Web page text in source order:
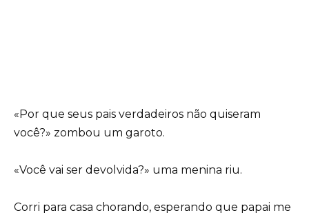
«Por que seus pais verdadeiros não quiseram
você?» zombou um garoto.
«Você vai ser devolvida?» uma menina riu.
Corri para casa chorando, esperando que papai me